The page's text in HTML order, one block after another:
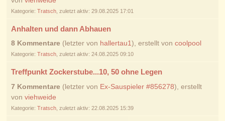
Kategorie: Tratsch, zuletzt aktiv: 29.08.2025 17:01
Anhalten und dann Abhauen
8 Kommentare(letzter von hallertau1), erstellt von coolpool
Kategorie: Tratsch, zuletzt aktiv: 24.08.2025 09:10
Treffpunkt Zockerstube...10, 50 ohne Legen
7 Kommentare(letzter von Ex-Sauspieler #856278), erstellt
von viehweide
Kategorie: Tratsch, zuletzt aktiv: 22.08.2025 15:39